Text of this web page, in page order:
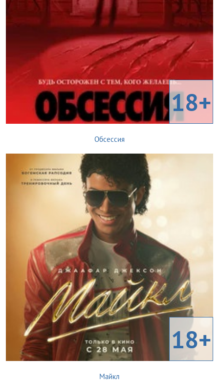
18+
Обсессия
18+
Майкл